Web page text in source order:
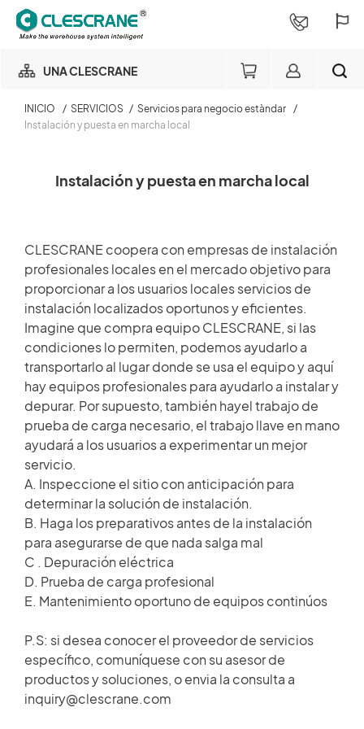
UNA CLESCRANE
Consulta de pedido
Login
Miembro de repuestos
Acceso
×
BUSCAR
NUESTRO NEGOCIO
SERVICIOS
SOBRE NOSOTROS
HISTORIAS DE CLIENTES
SALA DE NOTICIAS
VIDEO
ARTÍCULOS TÉCNICOS
CARRERA
INICIO / SERVICIOS / Servicios para negocio estàndar /
Instalación y puesta en marcha local
Instalación y puesta en marcha local
CLESCRANE coopera con empresas de instalación
profesionales locales en el mercado objetivo para
proporcionar a los usuarios locales servicios de
instalación localizados oportunos y eficientes.
Imagine que compra equipo CLESCRANE, si las
condiciones lo permiten, podemos ayudarlo a
transportarlo al lugar donde se usa el equipo y aquí
hay equipos profesionales para ayudarlo a instalar y
depurar. Por supuesto, también hayel trabajo de
prueba de carga necesario, el trabajo llave en mano
ayudará a los usuarios a experimentar un mejor
servicio.
A. Inspeccione el sitio con anticipación para
determinar la solución de instalación.
B. Haga los preparativos antes de la instalación
para asegurarse de que nada salga mal
C . Depuración eléctrica
D. Prueba de carga profesional
E. Mantenimiento oportuno de equipos continúos
P.S: si desea conocer el proveedor de servicios
específico, comuníquese con su asesor de
productos y soluciones, o envia la consulta a
inquiry@clescrane.com